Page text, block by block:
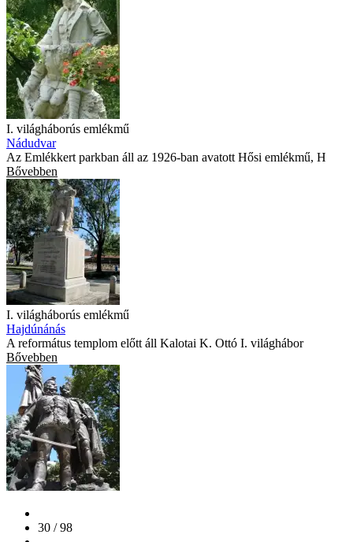
I. világháborús emlékmű
Nádudvar
Az Emlékkert parkban áll az 1926-ban avatott Hősi emlékmű, H
Bővebben
I. világháborús emlékmű
Hajdúnánás
A református templom előtt áll Kalotai K. Ottó I. világhábor
Bővebben
30 / 98